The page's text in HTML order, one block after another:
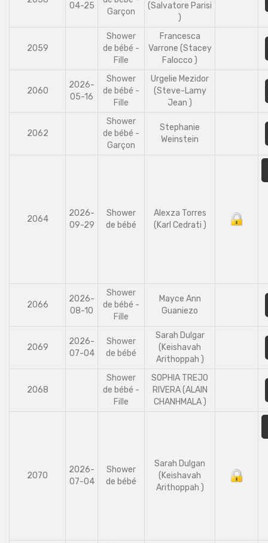
04-25
Garçon
(Salvatore Parisi
)
2059
Shower
de bébé -
Fille
Francesca
Varrone (Stacey
Falocco )
2060
2026-
05-16
Shower
de bébé -
Fille
Urgelie Mezidor
(Steve-Lamy
Jean )
2062
Shower
de bébé -
Garçon
Stephanie
Weinstein
2064
2026-
09-29
Shower
de bébé
Alexza Torres
(Karl Cedrati )
2066
2026-
08-10
Shower
de bébé -
Fille
Mayce Ann
Guaniezo
2069
2026-
07-04
Shower
de bébé
Sarah Dulgar
(Keishavah
Arithoppah )
2068
Shower
de bébé -
Fille
SOPHIA TREJO
RIVERA (ALAIN
CHANHMALA )
2070
2026-
07-04
Shower
de bébé
Sarah Dulgan
(Keishavah
Arithoppah )